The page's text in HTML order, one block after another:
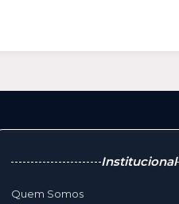
Institucional
Quem Somos